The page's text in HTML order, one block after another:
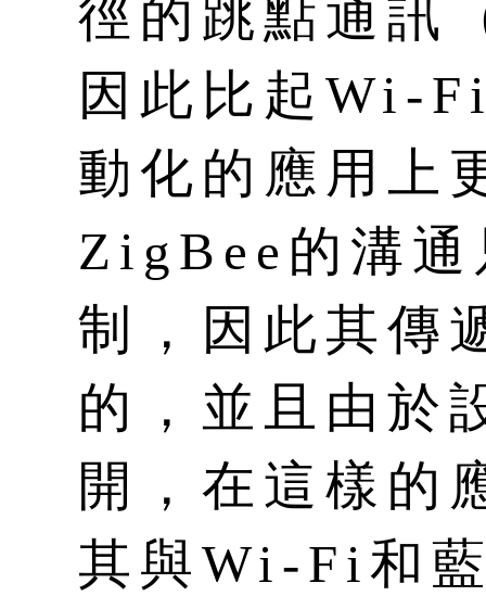
徑的跳點通
因此比起Wi-
動化的應用上
ZigBee的溝
制，因此其傳
的，並且由於
開，在這樣的
其與Wi-Fi和